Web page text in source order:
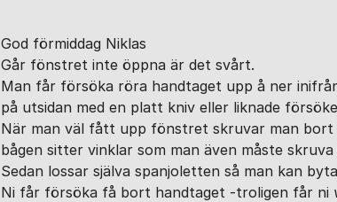
God förmiddag Niklas
Går fönstret inte öppna är det svårt.
Man får försöka röra handtaget upp å ner
på utsidan med en platt kniv eller liknade
När man väl fått upp fönstret skruvar man bort
bågen sitter vinklar som man även måste
Sedan lossar själva spanjoletten så man kan byta
Ni får försöka få bort handtaget -troligen får ni